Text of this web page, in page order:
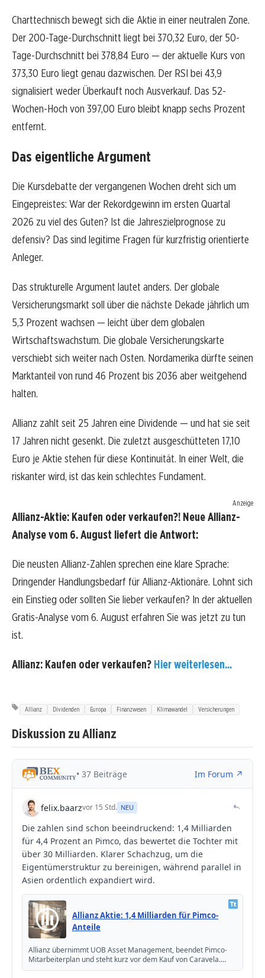
Charttechnisch bewegt sich die Aktie in einer neutralen Zone.
Der 200-Tage-Durchschnitt liegt bei 370,32 Euro, der 50-
Tage-Durchschnitt bei 378,84 Euro — der aktuelle Kurs von
373,30 Euro liegt genau dazwischen. Der RSI bei 43,9
signalisiert weder Überkauft noch Ausverkauf. Das 52-
Wochen-Hoch von 397,00 Euro bleibt knapp sechs Prozent
entfernt.
Das eigentliche Argument
Die Kursdebatte der vergangenen Wochen dreht sich um
Eingepreistes: War der Rekordgewinn im ersten Quartal
2026 zu viel des Guten? Ist die Jahreszielprognose zu
defensiv? Das sind legitime Fragen für kurzfristig orientierte
Anleger.
Das strukturelle Argument lautet anders. Der globale
Versicherungsmarkt soll über die nächste Dekade jährlich um
5,3 Prozent wachsen — leicht über dem globalen
Wirtschaftswachstum. Die globale Versicherungskarte
verschiebt sich weiter nach Osten. Nordamerika dürfte seinen
Marktanteil von rund 46 Prozent bis 2036 aber weitgehend
halten.
Allianz zahlt seit 25 Jahren eine Dividende — und hat sie seit
17 Jahren nicht gesenkt. Die zuletzt ausgeschütteten 17,10
Euro je Aktie stehen für diese Kontinuität. In einer Welt, die
riskanter wird, ist das kein schlechtes Fundament.
Anzeige
Allianz-Aktie: Kaufen oder verkaufen?! Neue Allianz-
Analyse vom 6. August liefert die Antwort:
Die neusten Allianz-Zahlen sprechen eine klare Sprache:
Dringender Handlungsbedarf für Allianz-Aktionäre. Lohnt sich
ein Einstieg oder sollten Sie lieber verkaufen? In der aktuellen
Gratis-Analyse vom 6. August erfahren Sie was jetzt zu tun
ist.
Allianz: Kaufen oder verkaufen? Hier weiterlesen...
Allianz Dividenden Europa Finanzwesen Klimawandel Versicherungen
Diskussion zu Allianz